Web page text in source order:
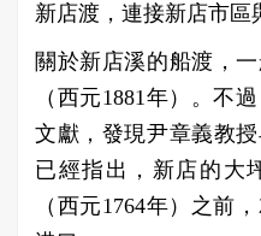
新店渡，連接新店市區
關於新店溪的船渡，
（西元1881年）。不
文獻，發現尹章義教
已經指出，新店的大
（西元1764年）之前